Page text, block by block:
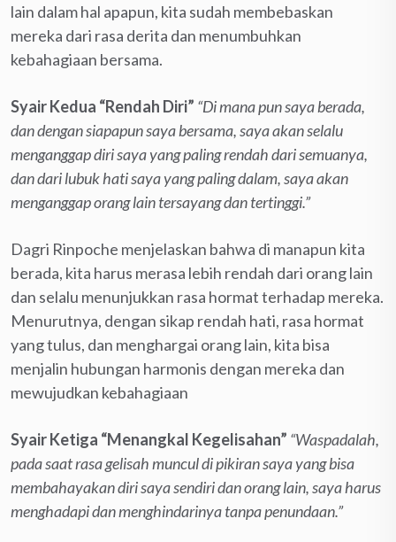
lain dalam hal apapun, kita sudah membebaskan
mereka dari rasa derita dan menumbuhkan
kebahagiaan bersama.
Syair Kedua “Rendah Diri” “Di mana pun saya berada,
dan dengan siapapun saya bersama, saya akan selalu
menganggap diri saya yang paling rendah dari semuanya,
dan dari lubuk hati saya yang paling dalam, saya akan
menganggap orang lain tersayang dan tertinggi.”
Dagri Rinpoche menjelaskan bahwa di manapun kita
berada, kita harus merasa lebih rendah dari orang lain
dan selalu menunjukkan rasa hormat terhadap mereka.
Menurutnya, dengan sikap rendah hati, rasa hormat
yang tulus, dan menghargai orang lain, kita bisa
menjalin hubungan harmonis dengan mereka dan
mewujudkan kebahagiaan
Syair Ketiga “Menangkal Kegelisahan” “Waspadalah,
pada saat rasa gelisah muncul di pikiran saya yang bisa
membahayakan diri saya sendiri dan orang lain, saya harus
menghadapi dan menghindarinya tanpa penundaan.”